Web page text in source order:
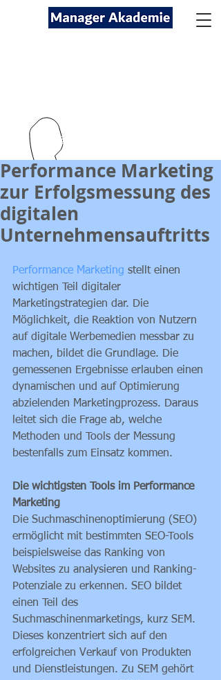
kontakt@managerakademie.com
Performance Marketing
zur Erfolgsmessung des
digitalen
Unternehmensauftritts
Performance Marketing stellt einen
wichtigen Teil digitaler
Marketingstrategien dar. Die
Möglichkeit, die Reaktion von Nutzern
auf digitale Werbemedien messbar zu
machen, bildet die Grundlage. Die
gemessenen Ergebnisse erlauben einen
dynamischen und auf Optimierung
abzielenden Marketingprozess. Daraus
leitet sich die Frage ab, welche
Methoden und Tools der Messung
bestenfalls zum Einsatz kommen.
Die wichtigsten Tools im Performance
Marketing
Die Suchmaschinenoptimierung (SEO)
ermöglicht mit bestimmten SEO-Tools
beispielsweise das Ranking von
Websites zu analysieren und Ranking-
Potenziale zu erkennen. SEO bildet
einen Teil des
Suchmaschinenmarketings, kurz SEM.
Dieses konzentriert sich auf den
erfolgreichen Verkauf von Produkten
und Dienstleistungen. Zu SEM gehört